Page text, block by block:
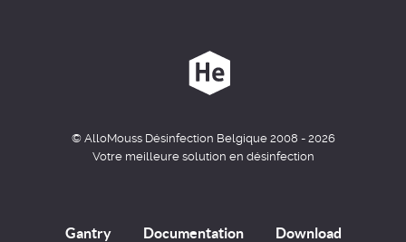
© AlloMouss Désinfection Belgique 2008 - 2026
Votre meilleure solution en désinfection
Gantry Documentation Download